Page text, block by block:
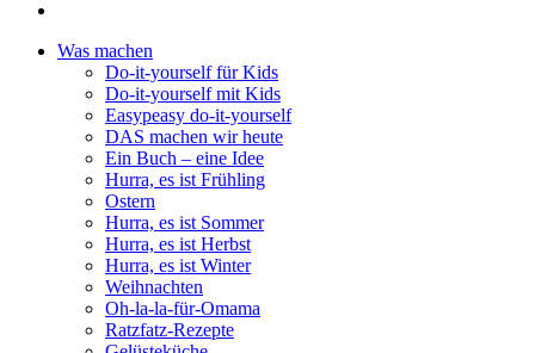
Was machen
Do-it-yourself für Kids
Do-it-yourself mit Kids
Easypeasy do-it-yourself
DAS machen wir heute
Ein Buch – eine Idee
Hurra, es ist Frühling
Ostern
Hurra, es ist Sommer
Hurra, es ist Herbst
Hurra, es ist Winter
Weihnachten
Oh-la-la-für-Omama
Ratzfatz-Rezepte